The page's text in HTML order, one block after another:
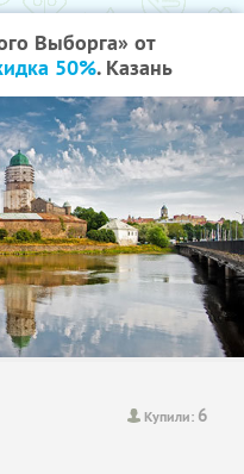
Выборга» от
50%. Казань
Купили: 6